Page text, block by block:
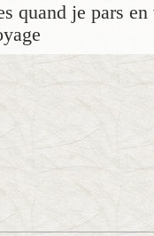
quand je pars